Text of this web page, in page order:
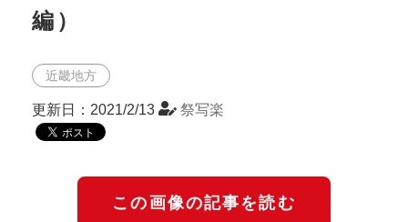
編）
近畿地方
更新日：2021/2/13 祭写楽
この画像の記事を読む